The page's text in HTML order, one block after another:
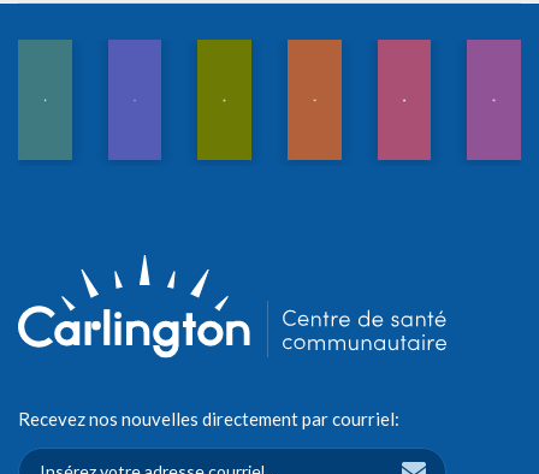
Recevez nos nouvelles directement par courriel: